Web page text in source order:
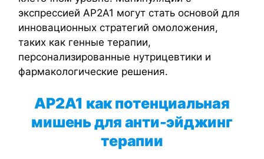
экспрессией AP2A1 могут стать основой для
инновационных стратегий омоложения,
таких как генные терапии,
персонализированные нутрицевтики и
фармакологические решения.
AP2A1 как потенциальная
мишень для анти-эйджинг
терапии